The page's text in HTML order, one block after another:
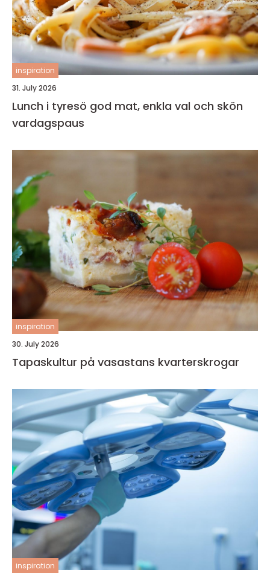
inspiration
31. July 2026
Lunch i tyresö god mat, enkla val och skön
vardagspaus
inspiration
30. July 2026
Tapaskultur på vasastans kvarterskrogar
inspiration